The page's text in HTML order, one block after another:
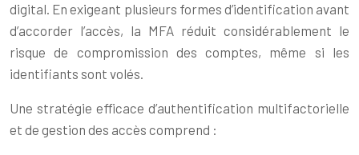
digital. En exigeant plusieurs formes d’identification avant
d’accorder l’accès, la MFA réduit considérablement le
risque de compromission des comptes, même si les
identifiants sont volés.
Une stratégie efficace d’authentification multifactorielle
et de gestion des accès comprend :